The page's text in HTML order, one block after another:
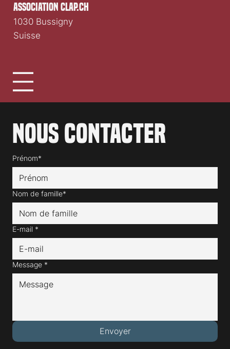
Nous contacter
Prénom*
Nom de famille*
E-mail *
Message *
Envoyer
association clap.ch
1030 Bussigny
Suisse